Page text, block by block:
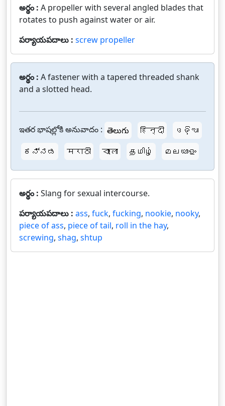
అర్థం : A propeller with several angled blades that
rotates to push against water or air.
పర్యాయపదాలు : screw propeller
అర్థం : A fastener with a tapered threaded shank
and a slotted head.
ఇతర భాషల్లోకి అనువాదం : తెలుగు हिन्दी
ଓଡ଼ିଆ
ಕನ್ನಡ
मराठी বাংলা தமிழ் മലയാളം
అర్థం : Slang for sexual intercourse.
పర్యాయపదాలు : ass, fuck, fucking, nookie, nooky,
piece of ass, piece of tail, roll in the hay,
screwing, shag, shtup